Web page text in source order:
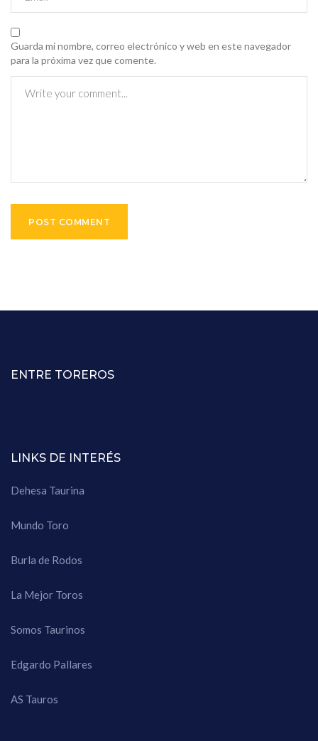
Guarda mi nombre, correo electrónico y web en este navegador
para la próxima vez que comente.
ENTRE TOREROS
LINKS DE INTERÉS
Dehesa Taurina
Mundo Toro
Burla de Rodos
La Mejor Toros
Somos Taurinos
Edgardo Pallares
AS Tauros